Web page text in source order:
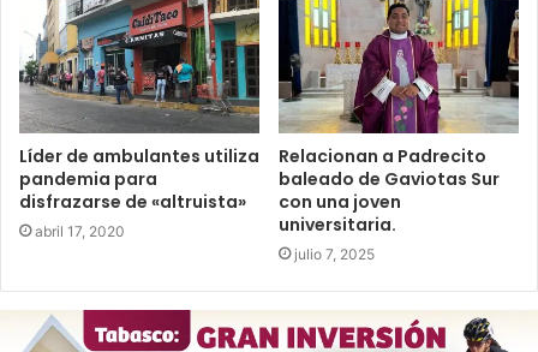
Líder de ambulantes utiliza
pandemia para
disfrazarse de «altruista»
abril 17, 2020
Relacionan a Padrecito
baleado de Gaviotas Sur
con una joven
universitaria.
julio 7, 2025